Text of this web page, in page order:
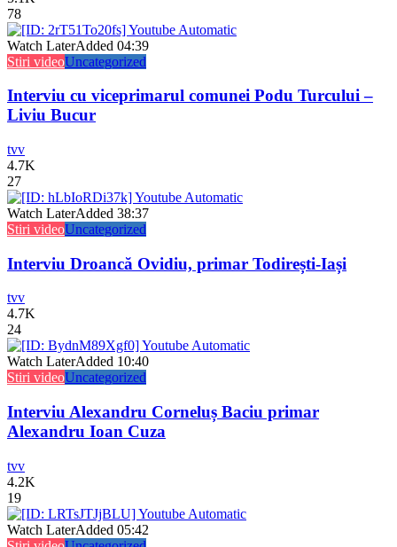
78
Watch LaterAdded 04:39
Stiri videoUncategorized
Interviu cu viceprimarul comunei Podu Turcului –
Liviu Bucur
tvv
4.7K
27
Watch LaterAdded 38:37
Stiri videoUncategorized
Interviu Droancă Ovidiu, primar Todirești-Iași
tvv
4.7K
24
Watch LaterAdded 10:40
Stiri videoUncategorized
Interviu Alexandru Corneluș Baciu primar
Alexandru Ioan Cuza
tvv
4.2K
19
Watch LaterAdded 05:42